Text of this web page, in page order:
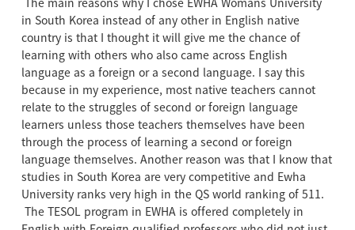
in South Korea instead of any other in English native
country is that I thought it will give me the chance of
learning with others who also came across English
language as a foreign or a second language. I say this
because in my experience, most native teachers cannot
relate to the struggles of second or foreign language
learners unless those teachers themselves have been
through the process of learning a second or foreign
language themselves. Another reason was that I know that
studies in South Korea are very competitive and Ewha
University ranks very high in the QS world ranking of 511.
The TESOL program in EWHA is offered completely in